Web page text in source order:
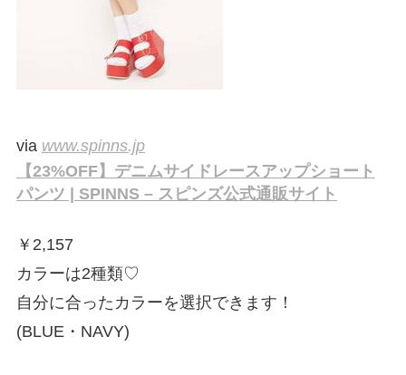
via www.spinns.jp
【23%OFF】デニムサイドレースアップショート
パンツ | SPINNS – スピンズ公式通販サイト
￥ 2,157
カラーは2種類♡
自分に合ったカラーを選択できます！
(BLUE・NAVY)